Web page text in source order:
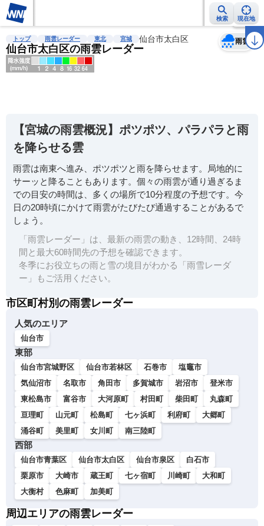
検索 現在地
雨雲レーダー 台風情報 地震情報 警報・注意報 2週間天気 ラ
トップ 雨雲レーダー 東北 宮城 仙台市太白区
仙台市太白区の雨雲レーダー
雨雲
天気 台風
【宮城の雨雲概況】ポツポツ、パラパラと雨
を降らせる雲
雨雲は南東へ進み、ポツポツと雨を降らせます。局地的に
サーッと降ることもあります。個々の雨雲が通り過ぎるま
での目安の時間は、多くの場所で10分程度の予想です。今
日の20時頃にかけて雨雲がたびたび通過することがあるで
しょう。
「雨雲レーダー」は、最新の雨雲の動き、12時間、24時
間と最大60時間先の予想を確認できます。
冬季にお役立ちの雨と雪の境目がわかる「雨雪レーダ
ー」もご活用ください。
市区町村別の雨雲レーダー
人気のエリア
仙台市
東部
仙台市宮城野区 仙台市若林区 石巻市
塩竈市
気仙沼市
名取市 角田市 多賀城市 岩沼市
登米市
東松島市
富谷市 大河原町 村田町 柴田町
丸森町
亘理町
山元町 松島町 七ヶ浜町 利府町
大郷町
涌谷町
美里町 女川町 南三陸町
西部
仙台市青葉区 仙台市太白区 仙台市泉区
白石市
栗原市
大崎市 蔵王町 七ヶ宿町 川崎町
大和町
大衡村
色麻町 加美町
周辺エリアの雨雲レーダー